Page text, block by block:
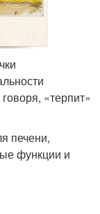
«терпит»
печени,
функции и